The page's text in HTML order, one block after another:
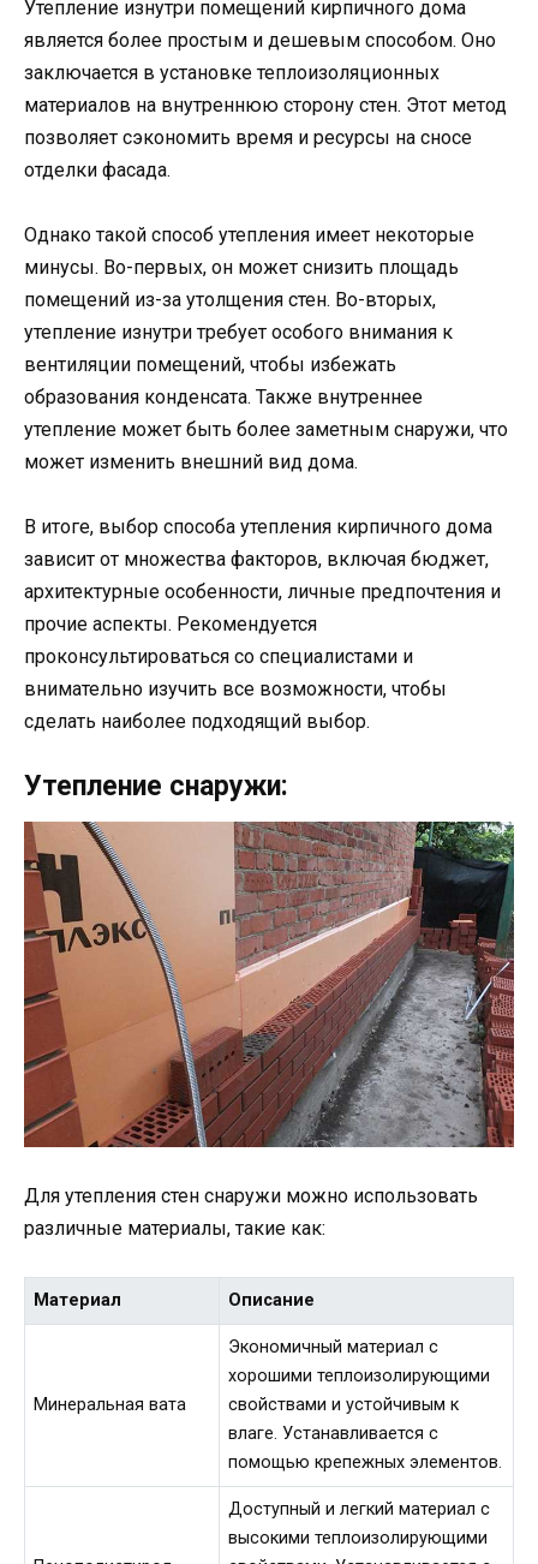
Утепление изнутри помещений кирпичного дома
является более простым и дешевым способом. Оно
заключается в установке теплоизоляционных
материалов на внутреннюю сторону стен. Этот метод
позволяет сэкономить время и ресурсы на сносе
отделки фасада.
Однако такой способ утепления имеет некоторые
минусы. Во-первых, он может снизить площадь
помещений из-за утолщения стен. Во-вторых,
утепление изнутри требует особого внимания к
вентиляции помещений, чтобы избежать
образования конденсата. Также внутреннее
утепление может быть более заметным снаружи, что
может изменить внешний вид дома.
В итоге, выбор способа утепления кирпичного дома
зависит от множества факторов, включая бюджет,
архитектурные особенности, личные предпочтения и
прочие аспекты. Рекомендуется
проконсультироваться со специалистами и
внимательно изучить все возможности, чтобы
сделать наиболее подходящий выбор.
Утепление снаружи:
Для утепления стен снаружи можно использовать
различные материалы, такие как:
Материал Описание
Минеральная вата
Экономичный материал с
хорошими теплоизолирующими
свойствами и устойчивым к
влаге. Устанавливается с
помощью крепежных элементов.
Доступный и легкий материал с
высокими теплоизолирующими